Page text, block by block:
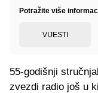
Potražite više
VIJESTI
55-godišnji
zvezdi radio još u